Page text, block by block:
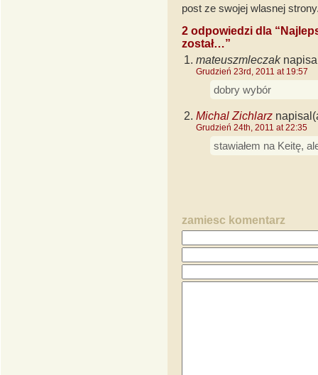
post ze swojej wlasnej
2 odpowiedzi dla
został…”
mateuszmleczak
Grudzień 23rd, 2011 at 19:57
dobry wybór
Michal Zichlarz
Grudzień 24th, 2011 at 22:35
stawiałem na Keitę,
zamiesc komentarz